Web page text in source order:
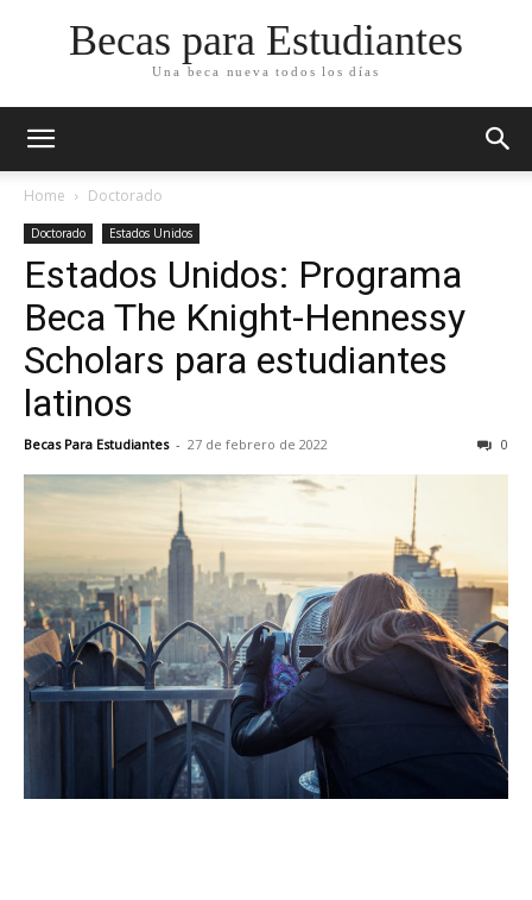
Becas para Estudiantes
Una beca nueva todos los días
Home Doctorado
Doctorado Estados Unidos
Estados Unidos: Programa
Beca The Knight-Hennessy
Scholars para estudiantes
latinos
Becas Para Estudiantes - 27 de febrero de 2022 0